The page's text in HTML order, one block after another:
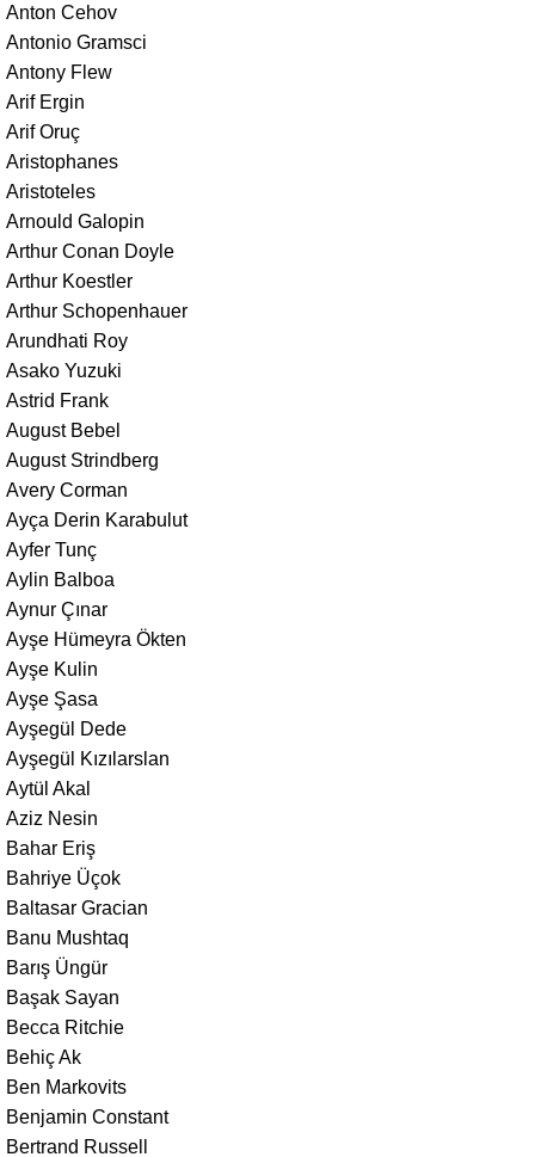
Anton Cehov
Antonio Gramsci
Antony Flew
Arif Ergin
Arif Oruç
Aristophanes
Aristoteles
Arnould Galopin
Arthur Conan Doyle
Arthur Koestler
Arthur Schopenhauer
Arundhati Roy
Asako Yuzuki
Astrid Frank
August Bebel
August Strindberg
Avery Corman
Ayça Derin Karabulut
Ayfer Tunç
Aylin Balboa
Aynur Çınar
Ayşe Hümeyra Ökten
Ayşe Kulin
Ayşe Şasa
Ayşegül Dede
Ayşegül Kızılarslan
Aytül Akal
Aziz Nesin
Bahar Eriş
Bahriye Üçok
Baltasar Gracian
Banu Mushtaq
Barış Üngür
Başak Sayan
Becca Ritchie
Behiç Ak
Ben Markovits
Benjamin Constant
Bertrand Russell